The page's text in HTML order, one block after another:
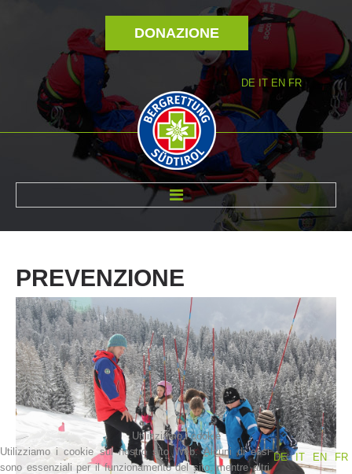
DONAZIONE
DE IT EN FR
PREVENZIONE
Utilizziamo i cookie
DE
IT EN FR
Utilizziamo i cookie sul nostro sito Web. Alcuni di essi
sono essenziali per il funzionamento del sito, mentre altri